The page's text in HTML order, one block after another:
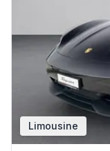
Limousine